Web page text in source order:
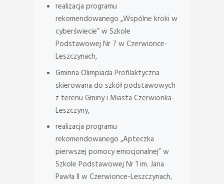
realizacja programu
rekomendowanego „Wspólne kroki w
cyberświecie” w Szkole
Podstawowej Nr 7 w Czerwionce-
Leszczynach,
Gminna Olimpiada Profilaktyczna
skierowana do szkół podstawowych
z terenu Gminy i Miasta Czerwionka-
Leszczyny,
realizacja programu
rekomendowanego „Apteczka
pierwszej pomocy emocjonalnej” w
Szkole Podstawowej Nr 1 im. Jana
Pawła II w Czerwionce-Leszczynach,